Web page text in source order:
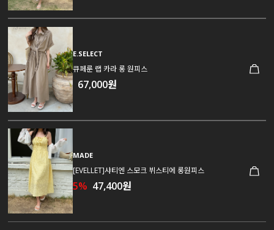
E.SELECT
큐페룬 랩 카라 롱 원피스
67,000원
MADE
[EVELLET]샤티엔 스모크 뷔스티에 롱원피스
5% 47,400원